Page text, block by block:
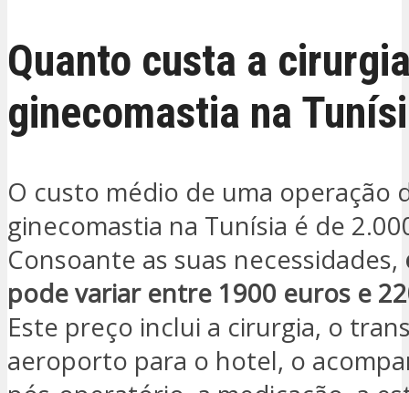
Quanto custa a
ginecomastia na
O custo médio de uma operação
ginecomastia na Tunísia é de
Consoante as suas necessidades,
pode variar entre 1900 euros e
Este preço inclui a cirurgia, o
aeroporto para o hotel, o